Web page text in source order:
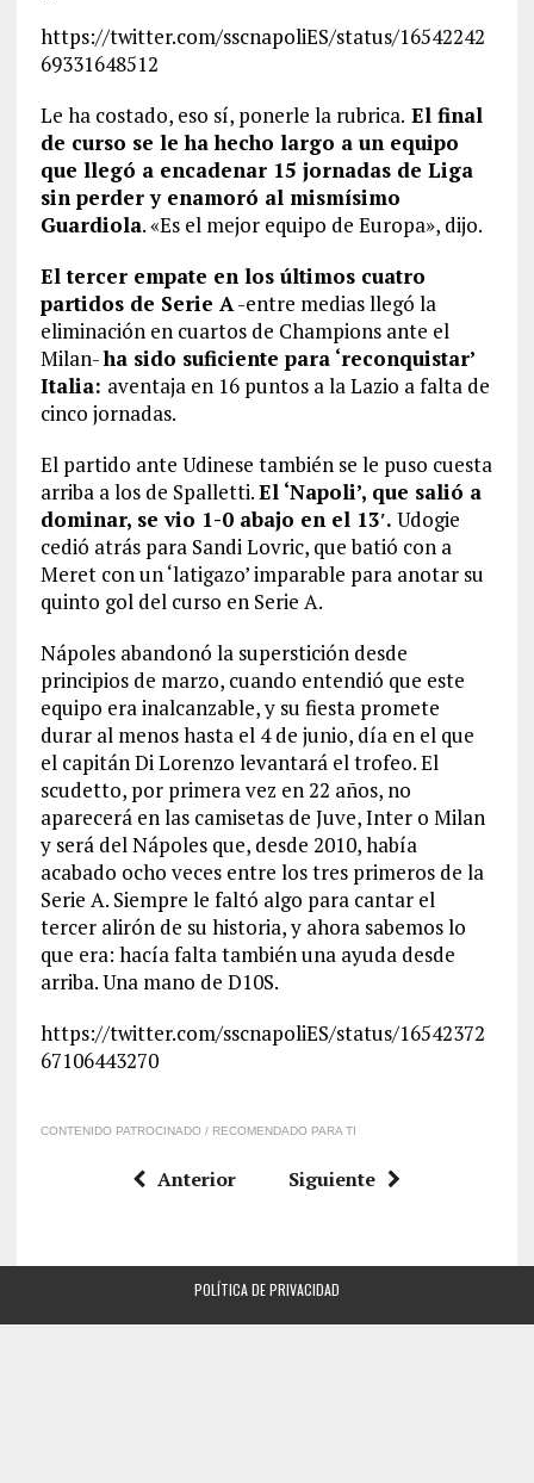
https://twitter.com/sscnapoliES/status/16542242
69331648512
Le ha costado, eso sí, ponerle la rubrica. El final
de curso se le ha hecho largo a un equipo
que llegó a encadenar 15 jornadas de Liga
sin perder y enamoró al mismísimo
Guardiola. «Es el mejor equipo de Europa», dijo.
El tercer empate en los últimos cuatro
partidos de Serie A-entre medias llegó la
eliminación en cuartos de Champions ante el
Milan-ha sido suficiente para ‘reconquistar’
Italia: aventaja en 16 puntos a la Lazio a falta de
cinco jornadas.
El partido ante Udinese también se le puso cuesta
arriba a los de Spalletti.El ‘Napoli’, que salió a
dominar, se vio 1-0 abajo en el 13′. Udogie
cedió atrás para Sandi Lovric, que batió con a
Meret con un ‘latigazo’ imparable para anotar su
quinto gol del curso en Serie A.
Nápoles abandonó la superstición desde
principios de marzo, cuando entendió que este
equipo era inalcanzable, y su fiesta promete
durar al menos hasta el 4 de junio, día en el que
el capitán Di Lorenzo levantará el trofeo. El
scudetto, por primera vez en 22 años, no
aparecerá en las camisetas de Juve, Inter o Milan
y será del Nápoles que, desde 2010, había
acabado ocho veces entre los tres primeros de la
Serie A. Siempre le faltó algo para cantar el
tercer alirón de su historia, y ahora sabemos lo
que era: hacía falta también una ayuda desde
arriba. Una mano de D10S.
https://twitter.com/sscnapoliES/status/16542372
67106443270
CONTENIDO PATROCINADO / RECOMENDADO PARA TI
Anterior Siguiente
POLÍTICA DE PRIVACIDAD